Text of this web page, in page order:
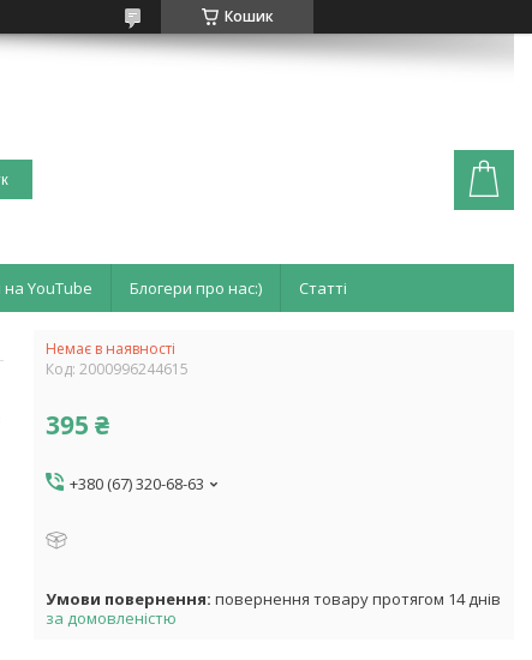
Кошик
YouTube Блогери про нас:) Статті
Немає в наявності
Код: 2000996244615
395 ₴
+380 (67) 320-68-63
повернення товару протягом 14 днів
за домовленістю